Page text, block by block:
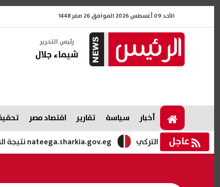
الأحد 09 أغسطس 2026 الموافق 26 صفر 1448
رئيس التحرير
شيماء جلال
أخبار سياسة تقارير اقتصاد مصر
عاجل nateega.sharkia.gov.eg نتيجة الشهادة الإعدادية محافظة الشرقية الدور الثاني بالاسم ورقم الجلوس 2026 التركي